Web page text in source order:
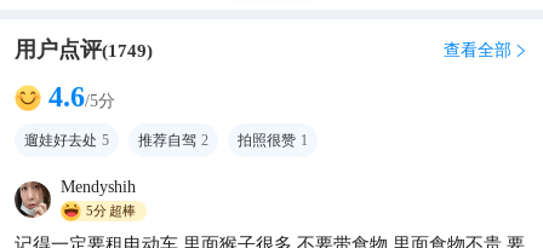
用户点评(1749) 查看全部 
4.6/5分
遛娃好去处 5 推荐自驾 2 拍照很赞 1
Mendyshih
5分超棒